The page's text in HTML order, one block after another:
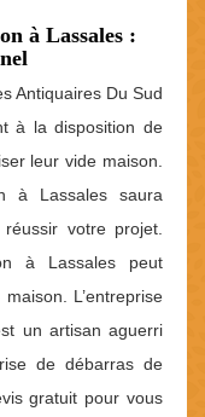
à Lassales :
Antiquaires Du Sud
à la disposition de
leur vide maison.
à Lassales saura
votre projet.
à Lassales peut
L’entreprise
un artisan aguerri
de débarras de
gratuit pour vous